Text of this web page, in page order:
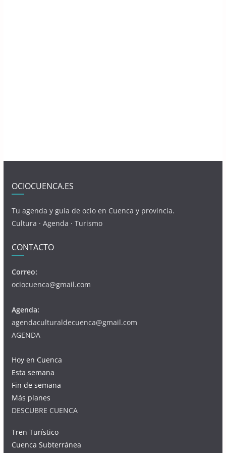
OCIOCUENCA.ES
Tu agenda y guía de ocio en Cuenca y provincia.
Cultura · Agenda · Turismo
CONTACTO
Correo:
ociocuenca@gmail.com
Agenda:
agendaculturaldecuenca@gmail.com
AGENDA
Hoy en Cuenca
Esta semana
Fin de semana
Más planes
DESCUBRE CUENCA
Tren Turístico
Cuenca Subterránea